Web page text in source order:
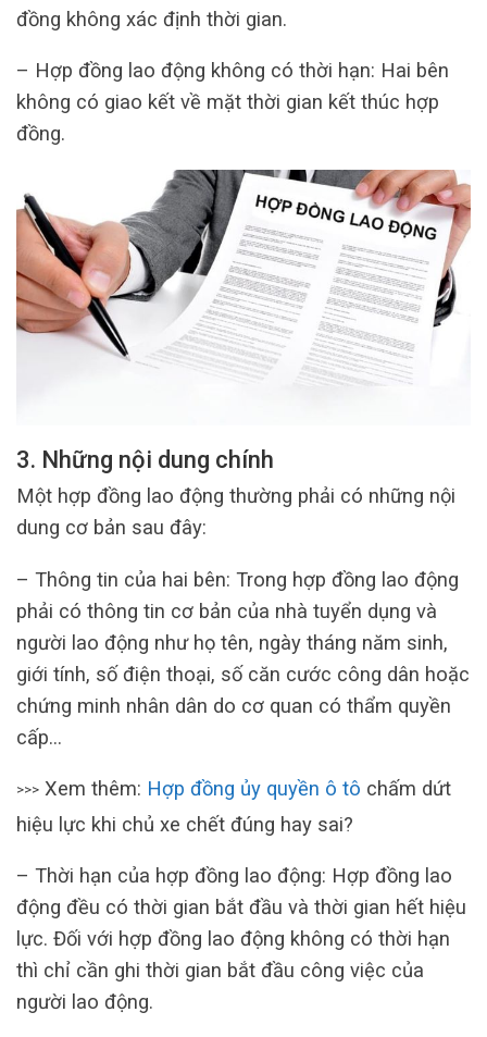
đồng không xác định thời gian.
– Hợp đồng lao động không có thời hạn: Hai bên
không có giao kết về mặt thời gian kết thúc hợp
đồng.
3. Những nội dung chính
Một hợp đồng lao động thường phải có những nội
dung cơ bản sau đây:
– Thông tin của hai bên: Trong hợp đồng lao động
phải có thông tin cơ bản của nhà tuyển dụng và
người lao động như họ tên, ngày tháng năm sinh,
giới tính, số điện thoại, số căn cước công dân hoặc
chứng minh nhân dân do cơ quan có thẩm quyền
cấp…
>>> Xem thêm: Hợp đồng ủy quyền ô tô chấm dứt
hiệu lực khi chủ xe chết đúng hay sai?
– Thời hạn của hợp đồng lao động: Hợp đồng lao
động đều có thời gian bắt đầu và thời gian hết hiệu
lực. Đối với hợp đồng lao động không có thời hạn
thì chỉ cần ghi thời gian bắt đầu công việc của
người lao động.